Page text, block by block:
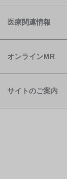
医療関連情報
オンラインMR
サイトのご案内